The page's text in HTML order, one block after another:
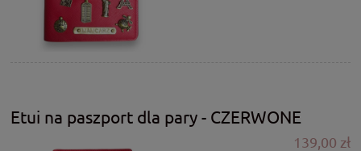
Etui na paszport dla pary - CZERWONE
139,00 zł